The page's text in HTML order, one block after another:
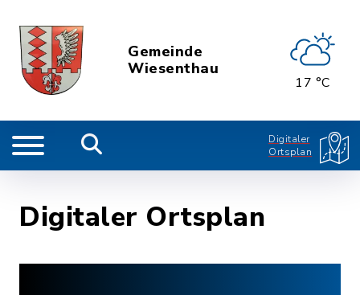
Gemeinde
Wiesenthau
17 °C
Digitaler
Ortsplan
Digitaler Ortsplan